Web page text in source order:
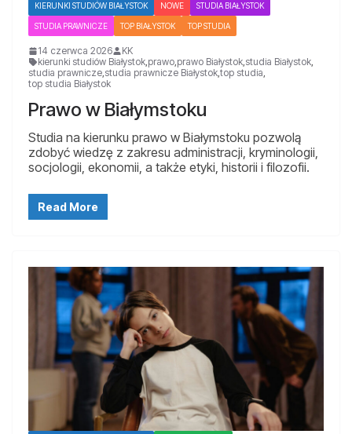
KIERUNKI STUDIÓW BIAŁYSTOK NOWE STUDIA BIAŁYSTOK
STUDIA PRAWNICZE TOP BIAŁYSTOK TOP STUDIA
14 czerwca 2026
KK
kierunki studiów Białystok,prawo,prawo Białystok,studia Białystok,
studia prawnicze,studia prawnicze Białystok,top studia,
top studia Białystok
Prawo w Białymstoku
Studia na kierunku prawo w Białymstoku pozwolą
zdobyć wiedzę z zakresu administracji, kryminologii,
socjologii, ekonomii, a także etyki, historii i filozofii.
Read More